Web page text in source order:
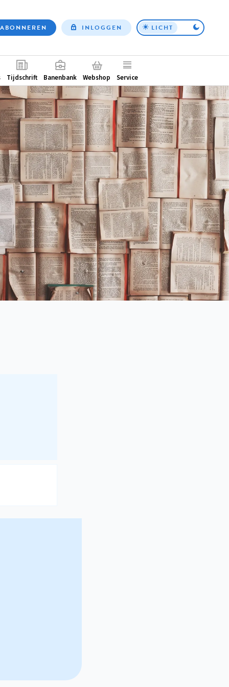
Top
ABONNEREN INLOGGEN LICHT
Tijdschrift Banenbank Webshop Service